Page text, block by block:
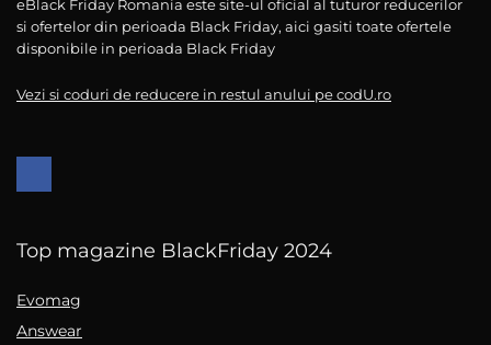
eBlack Friday Romania este site-ul oficial al tuturor reducerilor
si ofertelor din perioada Black Friday, aici gasiti toate ofertele
disponibile in perioada Black Friday
Vezi si coduri de reducere in restul anului pe codU.ro
Top magazine BlackFriday 2024
Evomag
Answear